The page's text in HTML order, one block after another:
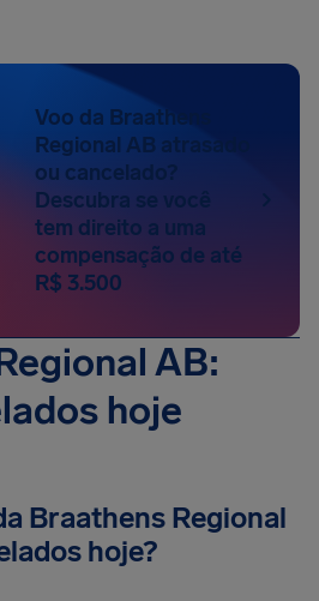
Voo da Braathens
Regional AB atrasado
ou cancelado?
Descubra se você
tem direito a uma
compensação de até
R$ 3.500
AB:
hoje
Braathens Regional
hoje?